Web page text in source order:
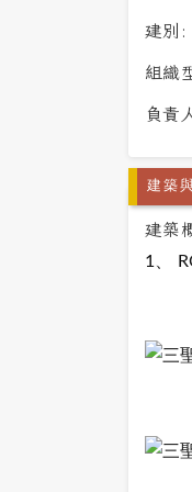
建別:
組織
負責
建築
建築
1、